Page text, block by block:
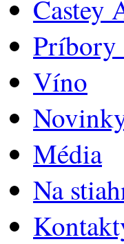
Castey
Príbory
Víno
Média
Na